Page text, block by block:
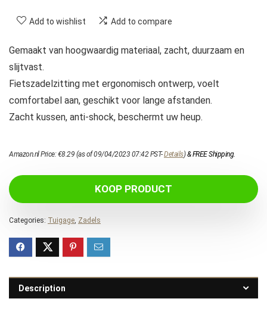
Add to wishlist Add to compare
Gemaakt van hoogwaardig materiaal, zacht, duurzaam en
slijtvast.
Fietszadelzitting met ergonomisch ontwerp, voelt
comfortabel aan, geschikt voor lange afstanden.
Zacht kussen, anti-shock, beschermt uw heup.
Amazon.nl Price:€8.29 (as of 09/04/2023 07:42 PST-Details)&FREE Shipping.
KOOP PRODUCT
Categories: Tuigage Zadels
Description